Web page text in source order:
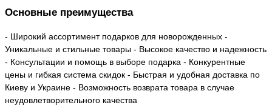
Основные преимущества
- Широкий ассортимент подарков для новорожденных -
Уникальные и стильные товары - Высокое качество и надежность
- Консультации и помощь в выборе подарка - Конкурентные
цены и гибкая система скидок - Быстрая и удобная доставка по
Киеву и Украине - Возможность возврата товара в случае
неудовлетворительного качества